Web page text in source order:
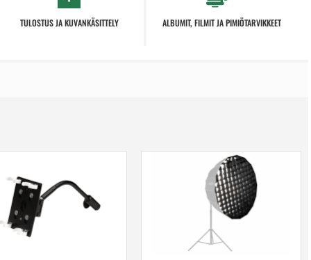
TULOSTUS JA KUVANKÄSITTELY ALBUMIT, FILMIT JA PIMIÖTARVIKKEET